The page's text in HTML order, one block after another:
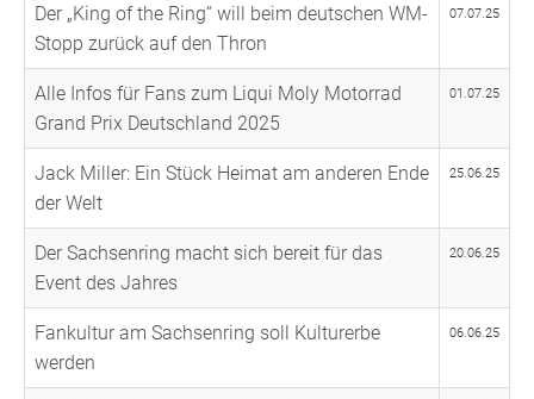
Der „King of the Ring“ will beim deutschen WM-
Stopp zurück auf den Thron
07.07.25
Alle Infos für Fans zum Liqui Moly Motorrad
Grand Prix Deutschland 2025
01.07.25
Jack Miller: Ein Stück Heimat am anderen Ende
der Welt
25.06.25
Der Sachsenring macht sich bereit für das
Event des Jahres
20.06.25
Fankultur am Sachsenring soll Kulturerbe
werden
06.06.25